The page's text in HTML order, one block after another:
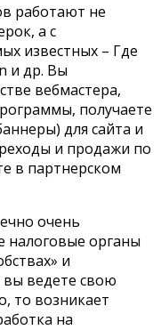
работают не
а с
известных – Где
и др. Вы
вебмастера,
получаете
для сайта и
и продажи по
в партнерском
очень
налоговые органы
и
вы ведете свою
то возникает
на